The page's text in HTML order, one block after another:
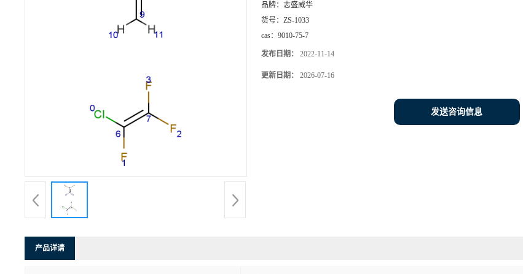
品牌： 志盛威华
货号： ZS-1033
cas： 9010-75-7
发布日期： 2022-11-14
更新日期： 2026-07-16
发送咨询信息
产品详请